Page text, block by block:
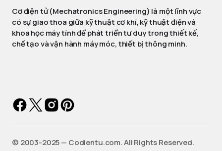
Cơ điện tử (Mechatronics Engineering) là một lĩnh vực
có sự giao thoa giữa kỹ thuật cơ khí, kỹ thuật điện và
khoa học máy tính để phát triển tư duy trong thiết kế,
chế tạo và vận hành máy móc, thiết bị thông minh.
©️ 2003-2025 — Codientu.com. All Rights Reserved.